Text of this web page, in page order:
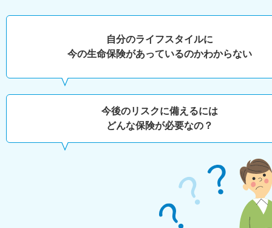
自分のライフスタイルに
今の生命保険があっているのかわからない
今後のリスクに備えるには
どんな保険が必要なの？